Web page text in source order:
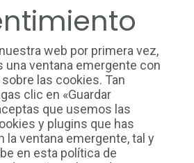
web por primera vez,
ventana emergente con
las cookies. Tan
clic en «Guardar
que usemos las
y plugins que has
la ventana emergente, tal y
en esta política de